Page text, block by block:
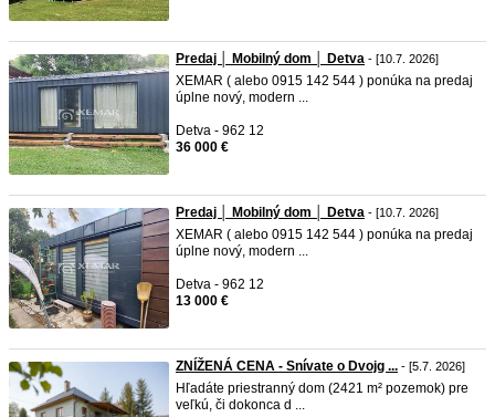
Predaj │ Mobilný dom │ Detva - [10.7. 2026]
XEMAR ( alebo 0915 142 544 ) ponúka na predaj
úplne nový, modern ...
Detva - 962 12
36 000 €
Predaj │ Mobilný dom │ Detva - [10.7. 2026]
XEMAR ( alebo 0915 142 544 ) ponúka na predaj
úplne nový, modern ...
Detva - 962 12
13 000 €
ZNÍŽENÁ CENA - Snívate o Dvojg ... - [5.7. 2026]
Hľadáte priestranný dom (2421 m² pozemok) pre
veľkú, či dokonca d ...